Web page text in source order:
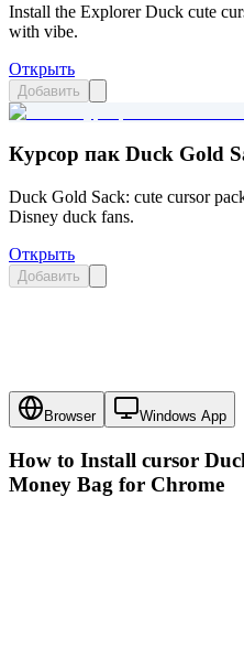
Install the Explorer Duck cute
with vibe.
Открыть
Добавить
Курсор пак Duck Gold
Duck Gold Sack: cute cursor
Disney duck fans.
Открыть
Добавить
Browser Windows App
How to Install cursor
Money Bag for Chrome